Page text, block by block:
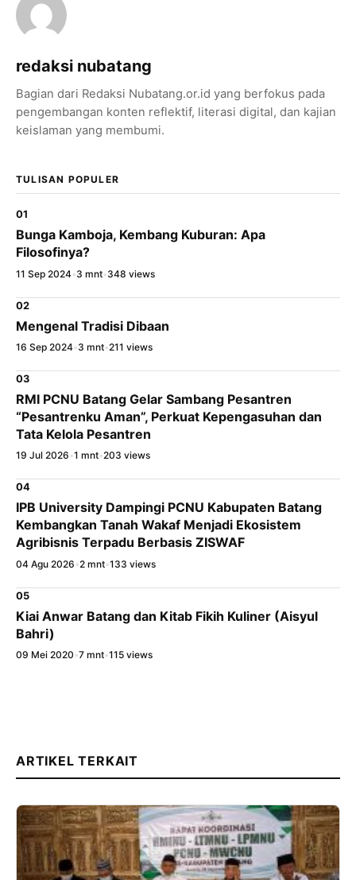
redaksi nubatang
Bagian dari Redaksi Nubatang.or.id yang berfokus pada
pengembangan konten reflektif, literasi digital, dan kajian
keislaman yang membumi.
TULISAN POPULER
01
Bunga Kamboja, Kembang Kuburan: Apa
Filosofinya?
11 Sep 2024•3 mnt•348 views
02
Mengenal Tradisi Dibaan
16 Sep 2024•3 mnt•211 views
03
RMI PCNU Batang Gelar Sambang Pesantren
“Pesantrenku Aman”, Perkuat Kepengasuhan dan
Tata Kelola Pesantren
19 Jul 2026 •1 mnt•203 views
04
IPB University Dampingi PCNU Kabupaten Batang
Kembangkan Tanah Wakaf Menjadi Ekosistem
Agribisnis Terpadu Berbasis ZISWAF
04 Agu 2026 •2 mnt•133 views
05
Kiai Anwar Batang dan Kitab Fikih Kuliner (Aisyul
Bahri)
09 Mei 2020 •7 mnt•115 views
ARTIKEL TERKAIT
WhatsApp
X / Twitter
Facebook
LinkedIn
Salin Tautan Artikel